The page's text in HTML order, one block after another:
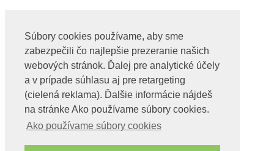
Súbory cookies používame, aby sme
zabezpečili čo najlepšie prezeranie našich
webových stránok. Ďalej pre analytické účely
a v prípade súhlasu aj pre retargeting
(cielená reklama). Ďalšie informácie nájdeš
na stránke Ako používame súbory cookies.
Ako používame súbory cookies
Obchod
Videa o tachyonoch
O nás
Kontakt
Môj účet